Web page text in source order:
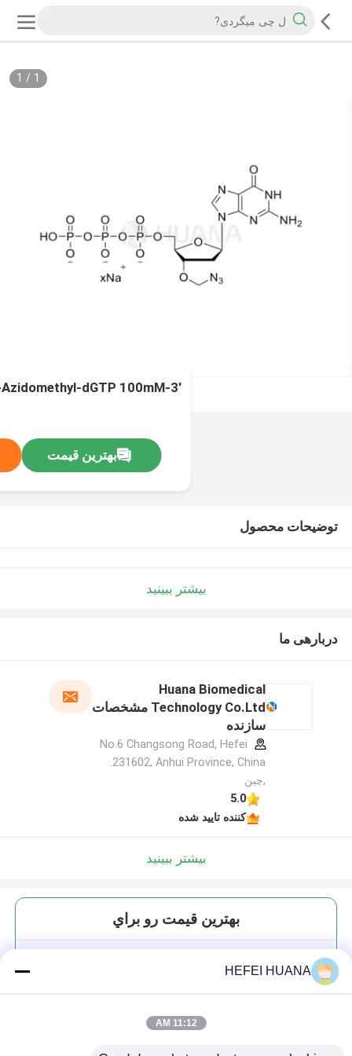
1
/
1
3′-O-Azidomethyl-dGTP 100mM محلول سدیم
بهترین قیمت
توضیحات محصول
بیشتر ببینید
دربارهی ما
Huana Biomedical
Technology Co.Ltd مشخصات
سازنده
No.6 Changsong Road, Hefei
,چین
5.0
کننده تایید شده
بیشتر ببینید
بهترين قيمت رو براي
HEFEI HUANA
11:12 AM